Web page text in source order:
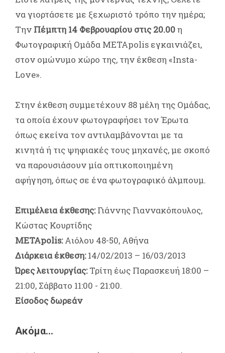
να γιορτάσετε με ξεχωριστό τρόπο την ημέρα;
Την Πέμπτη 14 Φεβρουαρίου στις 20.00η
Φωτογραφική Ομάδα METApolis εγκαινιάζει,
στον ομώνυμο χώρο της, την έκθεση «Insta-
Love».
Στην έκθεση συμμετέχουν 88 μέλη της Ομάδας,
τα οποία έχουν φωτογραφήσει τον Έρωτα
όπως εκείνα τον αντιλαμβάνονται με τα
κινητά ή τις ψηφιακές τους μηχανές, με σκοπό
να παρουσιάσουν μία οπτικοποιημένη
αφήγηση, όπως σε ένα φωτογραφικό άλμπουμ.
Επιμέλεια έκθεσης:Γιάννης Γιαννακόπουλος,
Κώστας Κουρτίδης
ΜΕΤΑpolis:Αιόλου 48-50, Αθήνα
Διάρκεια έκθεση:14/02/2013 – 16/03/2013
Ώρες λειτουργίας:Τρίτη έως Παρασκευή 18:00 –
21:00, Σάββατο 11:00 - 21:00.
Είσοδος δωρεάν
Ακόμα...